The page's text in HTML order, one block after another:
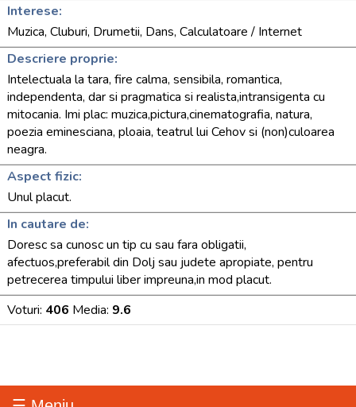
Interese:
Muzica, Cluburi, Drumetii, Dans, Calculatoare / Internet
Descriere proprie:
Intelectuala la tara, fire calma, sensibila, romantica,
independenta, dar si pragmatica si realista,intransigenta cu
mitocania. Imi plac: muzica,pictura,cinematografia, natura,
poezia eminesciana, ploaia, teatrul lui Cehov si (non)culoarea
neagra.
Aspect fizic:
Unul placut.
In cautare de:
Doresc sa cunosc un tip cu sau fara obligatii,
afectuos,preferabil din Dolj sau judete apropiate, pentru
petrecerea timpului liber impreuna,in mod placut.
Voturi: 406 Media: 9.6